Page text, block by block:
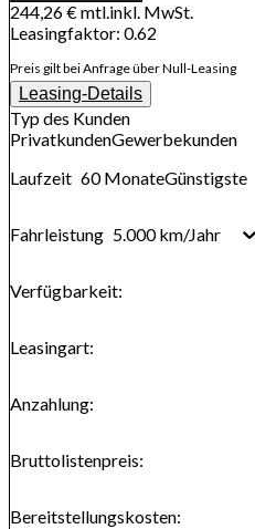
244,26 €mtl.inkl. MwSt.
Leasingfaktor: 0.62
Preis gilt bei Anfrage über Null-Leasing
Leasing-Details
Typ des Kunden
PrivatkundenGewerbekunden
Laufzeit 60 MonateGünstigste
Fahrleistung 5.000 km/Jahr
Verfügbarkeit:
Leasingart:
Anzahlung:
Bruttolistenpreis:
Bereitstellungskosten: